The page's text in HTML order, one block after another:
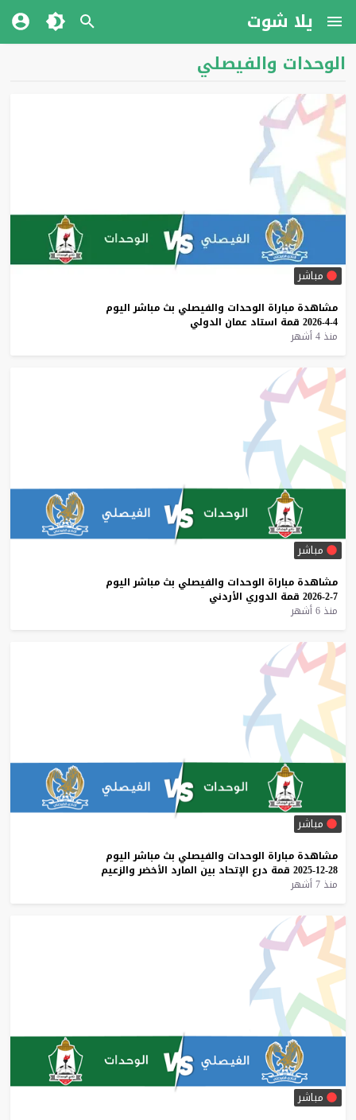
يلا شوت
الوحدات والفيصلي
مباشر
مشاهدة مباراة الوحدات والفيصلي بث مباشر اليوم
4-4-2026
قمة استاد عمان الدولي
منذ 4 أشهر
مباشر
مشاهدة مباراة الوحدات والفيصلي بث مباشر اليوم
7-2-2026
قمة الدوري الأردني
منذ 6 أشهر
مباشر
مشاهدة مباراة الوحدات والفيصلي بث مباشر اليوم
28-12-2025
قمة درع الإتحاد بين المارد الأخضر والزعيم
منذ 7 أشهر
مباشر